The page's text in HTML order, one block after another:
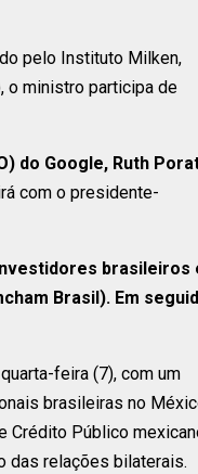
pelo Instituto Milken,
o ministro participa de
do Google, Ruth
com o presidente-
brasileiros
Brasil). Em
feira (7), com um
brasileiras no
Crédito Público
das relações bilaterais.